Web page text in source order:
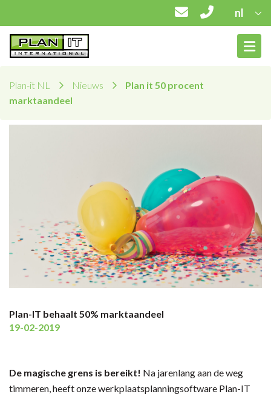
nl
Plan-it NL Nieuws
Plan it 50 procent
marktaandeel
Plan-IT behaalt 50% marktaandeel
19-02-2019
De magische grens is bereikt! Na jarenlang aan de weg
timmeren, heeft onze werkplaatsplanningsoftware Plan-IT